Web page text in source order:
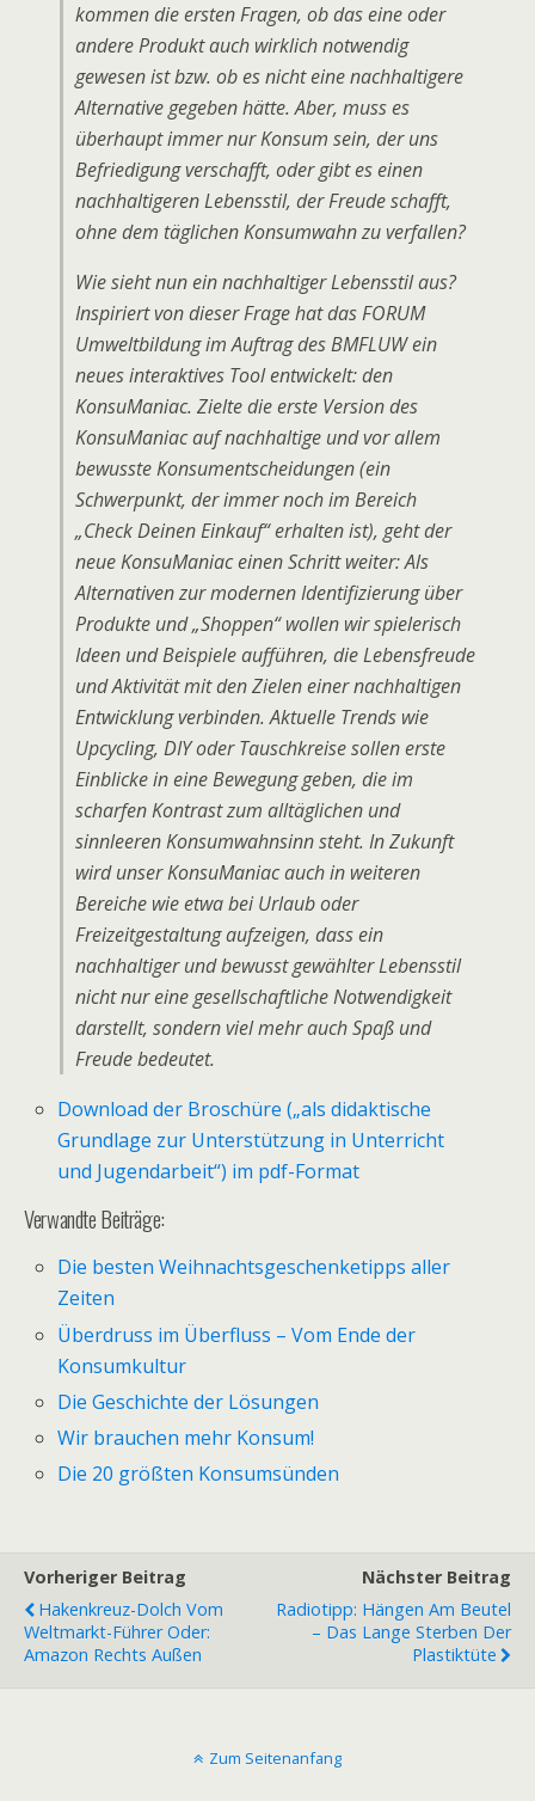
kommen die ersten Fragen, ob das eine oder
andere Produkt auch wirklich notwendig
gewesen ist bzw. ob es nicht eine nachhaltigere
Alternative gegeben hätte. Aber, muss es
überhaupt immer nur Konsum sein, der uns
Befriedigung verschafft, oder gibt es einen
nachhaltigeren Lebensstil, der Freude schafft,
ohne dem täglichen Konsumwahn zu verfallen?
Wie sieht nun ein nachhaltiger Lebensstil aus?
Inspiriert von dieser Frage hat das FORUM
Umweltbildung im Auftrag des BMFLUW ein
neues interaktives Tool entwickelt: den
KonsuManiac. Zielte die erste Version des
KonsuManiac auf nachhaltige und vor allem
bewusste Konsumentscheidungen (ein
Schwerpunkt, der immer noch im Bereich
„Check Deinen Einkauf“ erhalten ist), geht der
neue KonsuManiac einen Schritt weiter: Als
Alternativen zur modernen Identifizierung über
Produkte und „Shoppen“ wollen wir spielerisch
Ideen und Beispiele aufführen, die Lebensfreude
und Aktivität mit den Zielen einer nachhaltigen
Entwicklung verbinden. Aktuelle Trends wie
Upcycling, DIY oder Tauschkreise sollen erste
Einblicke in eine Bewegung geben, die im
scharfen Kontrast zum alltäglichen und
sinnleeren Konsumwahnsinn steht. In Zukunft
wird unser KonsuManiac auch in weiteren
Bereiche wie etwa bei Urlaub oder
Freizeitgestaltung aufzeigen, dass ein
nachhaltiger und bewusst gewählter Lebensstil
nicht nur eine gesellschaftliche Notwendigkeit
darstellt, sondern viel mehr auch Spaß und
Freude bedeutet.
Download der Broschüre („als didaktische
Grundlage zur Unterstützung in Unterricht
und Jugendarbeit“) im pdf-Format
Verwandte Beiträge:
Die besten Weihnachtsgeschenketipps aller
Zeiten
Überdruss im Überfluss – Vom Ende der
Konsumkultur
Die Geschichte der Lösungen
Wir brauchen mehr Konsum!
Die 20 größten Konsumsünden
Vorheriger Beitrag
Hakenkreuz-Dolch Vom
Weltmarkt-Führer Oder:
Amazon Rechts Außen
Nächster Beitrag
Radiotipp: Hängen Am Beutel
– Das Lange Sterben Der
Plastiktüte
Zum Seitenanfang